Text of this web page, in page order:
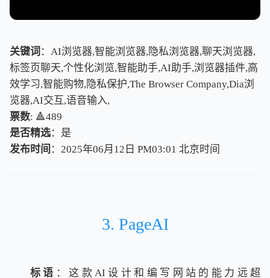
关键词 ：AI浏览器,智能浏览器,隐私浏览器,聊天浏览器,
标签页聊天,个性化浏览,智能助手,AI助手,浏览器插件,高
效学习,智能购物,隐私保护,The Browser Company,Dia浏
览器,AI交互,语音输入,
票数: 🔺489
是否精选：是
发布时间 ：2025年06月12日 PM03:01 北京时间
北京时间
3. PageAI
标语 ：这款AI设计和编写网站的能力远超